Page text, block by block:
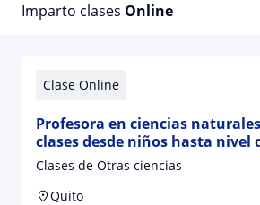
Imparto clases Online
Clase Online
Profesora en ciencias
clases desde niños hasta nivel
Clases de Otras ciencias
Quito